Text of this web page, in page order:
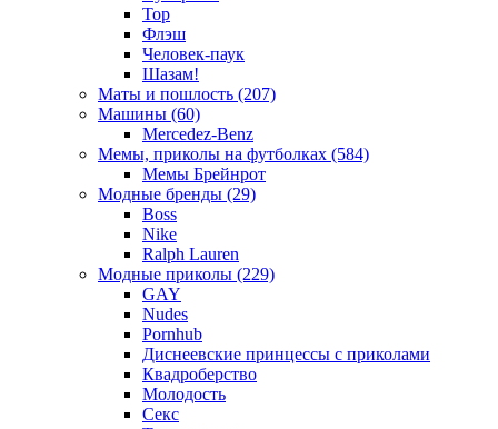
Тор
Флэш
Человек-паук
Шазам!
Маты и пошлость (207)
Машины (60)
Mercedez-Benz
Мемы, приколы на футболках (584)
Мемы Брейнрот
Модные бренды (29)
Boss
Nike
Ralph Lauren
Модные приколы (229)
GAY
Nudes
Pornhub
Диснеевские принцессы с приколами
Квадроберство
Молодость
Секс